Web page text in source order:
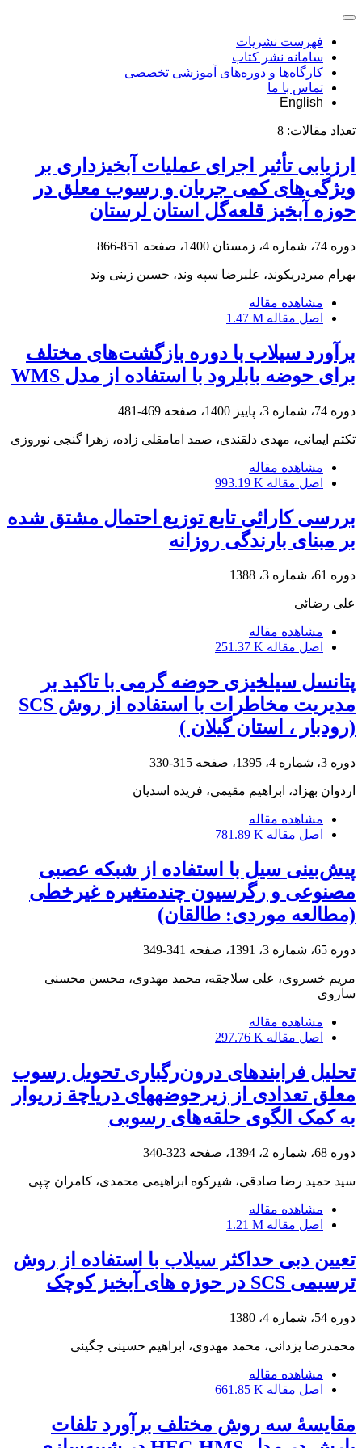
فهرست نشریات
سامانه نشر کتاب
کارگاه‌ها و دوره‌های آموزشی تخصصی
تماس با ما
English
تعداد مقالات: 8
ارزیابی تأثیر اجرای عملیات آبخیزداری بر
ویژگی‌های کمی جریان و رسوب معلق در
حوزه آبخیز قلعه‌گل استان لرستان
دوره 74، شماره 4، زمستان 1400، صفحه 851-866
بهرام میردریکوند، علیرضا سپه وند، حسین زینی وند
مشاهده مقاله
اصل مقاله 1.47 M
برآورد سیلاب با دوره بازگشت‌های مختلف
برای حوضه بابلرود با استفاده از مدل WMS
دوره 74، شماره 3، پاییز 1400، صفحه 469-481
تکتم ایمانی، مهدی دلقندی، صمد امامقلی زاده، زهرا گنجی نوروزی
مشاهده مقاله
اصل مقاله 993.19 K
بررسی کارائی تابع توزیع احتمال مشتق شده
بر مبنای بارندگی روزانه
دوره 61، شماره 3، 1388
علی رضائی
مشاهده مقاله
اصل مقاله 251.37 K
پتانسل سیلخیزی حوضه گرمی با تاکید بر
مدیریت مخاطرات با استفاده از روش SCS
(رودبار ، استان گیلان )
دوره 3، شماره 4، 1395، صفحه 315-330
اردوان بهزاد، ابراهیم مقیمی، فریده اسدیان
مشاهده مقاله
اصل مقاله 781.89 K
پیش‌بینی سیل با استفاده از شبکه عصبی
مصنوعی و رگرسیون چندمتغیره غیرخطی
(مطالعه موردی: طالقان)
دوره 65، شماره 3، 1391، صفحه 341-349
مریم خسروی، علی سلاجقه، محمد مهدوی، محسن محسنی
ساروی
مشاهده مقاله
اصل مقاله 297.76 K
تحلیل فرایندهای درون‌رگباری تحویل رسوب‏
معلق تعدادی از زیرحوضه‏های دریاچة زریوار
به کمک الگوی حلقه‌های رسوبی
دوره 68، شماره 2، 1394، صفحه 323-340
سید حمید رضا صادقی، شیرکوه ابراهیمی محمدی، کامران چپی
مشاهده مقاله
اصل مقاله 1.21 M
تعیین دبی حداکثر سیلاب با استفاده از روش
ترسیمی SCS در حوزه های آبخیز کوچک
دوره 54، شماره 4، 1380
محمدرضا یزدانی، محمد مهدوی، ابراهیم حسینی چگینی
مشاهده مقاله
اصل مقاله 661.85 K
مقایسۀ سه روش مختلف برآورد تلفات